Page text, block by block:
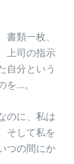
類一枚、
上司の指示
自分という
を…。
のに、私は
そして私を
つの間にか